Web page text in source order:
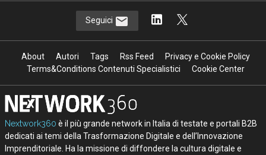
Seguici
About Autori Tags Rss Feed
Privacy e Cookie Policy
Terms&Conditions Contenuti Specialistici
Cookie Center
Nextwork360 è il più grande network in Italia di testate e portali B2B
dedicati ai temi della Trasformazione Digitale e dell’Innovazione
Imprenditoriale. Ha la missione di diffondere la cultura digitale e